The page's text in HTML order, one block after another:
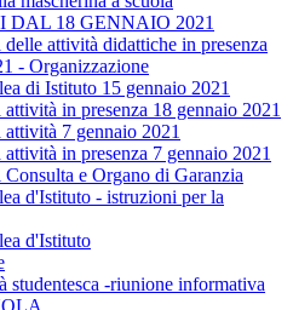
DAL 18 GENNAIO 2021
attività didattiche in presenza
- Organizzazione
di Istituto 15 gennaio 2021
in presenza 18 gennaio 2021
7 gennaio 2021
in presenza 7 gennaio 2021
e Organo di Garanzia
d'Istituto - istruzioni per la
d'Istituto
-riunione informativa